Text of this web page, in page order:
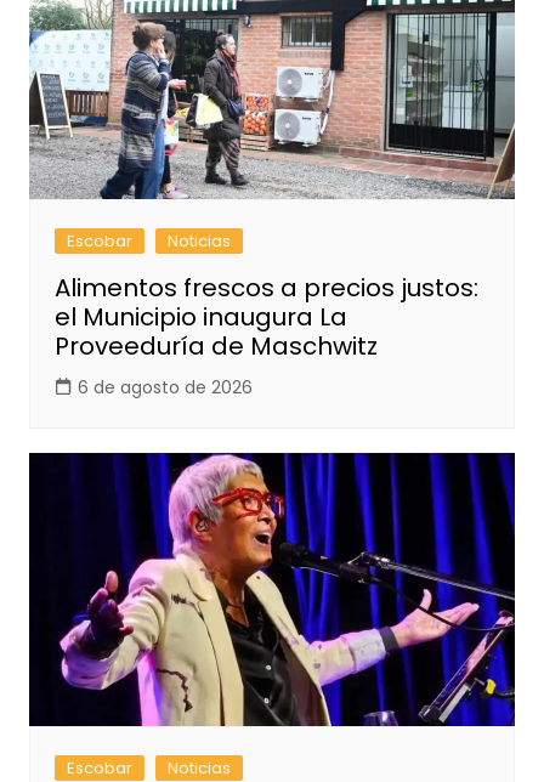
Escobar Noticias
Alimentos frescos a precios justos:
el Municipio inaugura La
Proveeduría de Maschwitz
6 de agosto de 2026
Escobar Noticias